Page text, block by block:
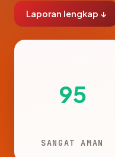
Laporan lengkap ↓
95
SANGAT AMAN